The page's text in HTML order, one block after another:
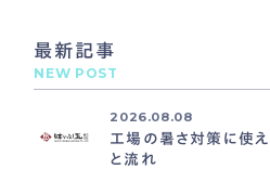
最新記事
NEW POST
2026.08.08
工場の暑さ対策に使
と流れ